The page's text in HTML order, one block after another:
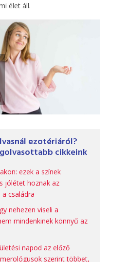
élet áll.
ezotériáról?
cikkeink
ezek a színek
jólétet hoznak az
családra
nehezen viseli a
mindenkinek könnyű az
napod az előző
szerint többet,